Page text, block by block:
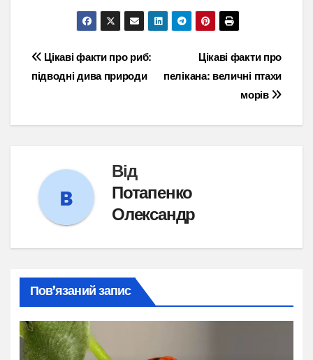
Навігація
записів
Цікаві факти про
пелікана: величні птахи
морів
Цікаві факти про риб:
підводні дива природи
Від
Потапенко
Олександр
Пов’язаний запис